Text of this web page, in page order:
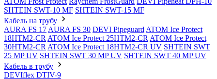
SHTEIN SWT-10 MF SHTEIN SWT-15 MF
Кабель на трубу
AURA FS 17 AURA FS 30 DEVI Pipeguard ATOM Ice Protect
18HTM2-CR ATOM Ice Protect 25HTM2-CR ATOM Ice Protect
30HTM2-CR ATOM Ice Protect 18HTM2-CR UV SHTEIN SWT
25 MP UV SHTEIN SWT 30 MP UV SHTEIN SWT 40 MP UV
Кабель в трубу
DEVIflex DTIV-9